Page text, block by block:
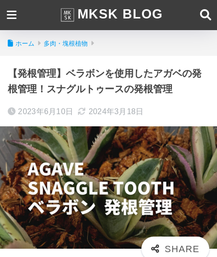
MKSK BLOG
ホーム 多肉・塊根植物
【発根管理】ベラボンを使用したアガベの発
根管理！スナグルトゥースの発根管理
2023年6月10日 2024年3月18日